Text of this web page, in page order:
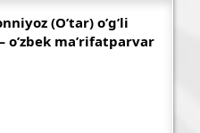
(O’tar) o’g’li
o’zbek ma’rifatparvar